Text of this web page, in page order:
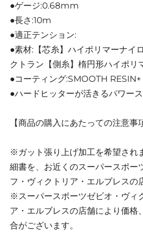
●ゲージ:0.68mm
●長さ:10m
●適正テンション:
●素材:【芯糸】ハイポリマーナイ
クトラン【側糸】楕円形ハイポリ
●コーティング:SMOOTH RESIN+
●ハードヒッターが活きるパワース
【商品の購入にあたっての注意事
※ガット張り上げ加工を希望され
細書を、お近くのスーパースポー
フ・ヴィクトリア・エルブレスの
※スーパースポーツゼビオ・ヴィ
ア・エルブレスの店舗により価格
合がございます。